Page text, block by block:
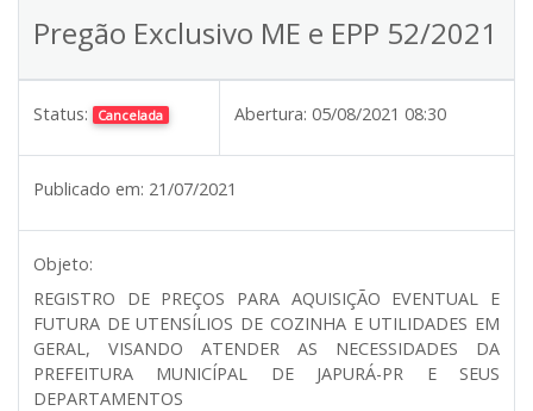
Pregão Exclusivo ME e EPP 52/2021
Status: Cancelada Abertura: 05/08/2021 08:30
Publicado em: 21/07/2021
Objeto:
REGISTRO DE PREÇOS PARA AQUISIÇÃO EVENTUAL E
FUTURA DE UTENSÍLIOS DE COZINHA E UTILIDADES EM
GERAL, VISANDO ATENDER AS NECESSIDADES DA
PREFEITURA MUNICÍPAL DE JAPURÁ-PR E SEUS
DEPARTAMENTOS